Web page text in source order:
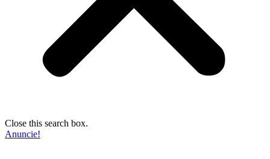
Close this search box.
Anuncie!